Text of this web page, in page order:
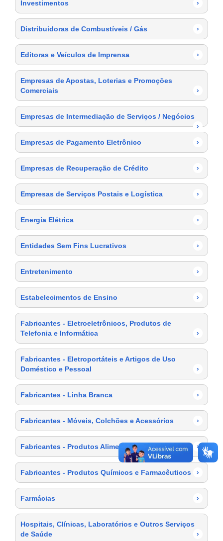
Investimentos
›
Distribuidoras de Combustíveis / Gás ›
Editoras e Veículos de Imprensa ›
Empresas de Apostas, Loterias e Promoções
Comerciais
›
Empresas de Intermediação de Serviços / Negócios
›
Empresas de Pagamento Eletrônico
›
Empresas de Recuperação de Crédito ›
Empresas de Serviços Postais e Logística ›
Energia Elétrica ›
Entidades Sem Fins Lucrativos ›
Entretenimento ›
Estabelecimentos de Ensino ›
Fabricantes - Eletroeletrônicos, Produtos de
Telefonia e Informática
›
Fabricantes - Eletroportáteis e Artigos de Uso
Doméstico e Pessoal
›
Fabricantes - Linha Branca ›
Fabricantes - Móveis, Colchões e Acessórios ›
Fabricantes - Produtos Alimentícios ›
Fabricantes - Produtos Químicos e Farmacêuticos ›
Farmácias ›
Hospitais, Clínicas, Laboratórios e Outros Serviços
de Saúde
›